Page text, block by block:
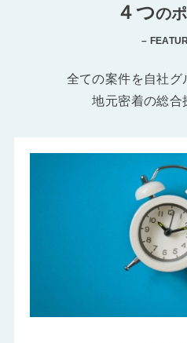
４つの
–
全ての案件を自社グ
地元密着の総合